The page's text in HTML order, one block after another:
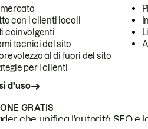
con i clienti locali
coinvolgenti
tecnici del sito
al di fuori del sito
per i clienti
d'uso
GRATIS
che unifica l'autorità SEO e